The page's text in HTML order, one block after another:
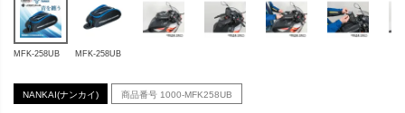
MFK-258UB MFK-258UB
NANKAI(ナンカイ) 商品番号 1000-MFK258UB